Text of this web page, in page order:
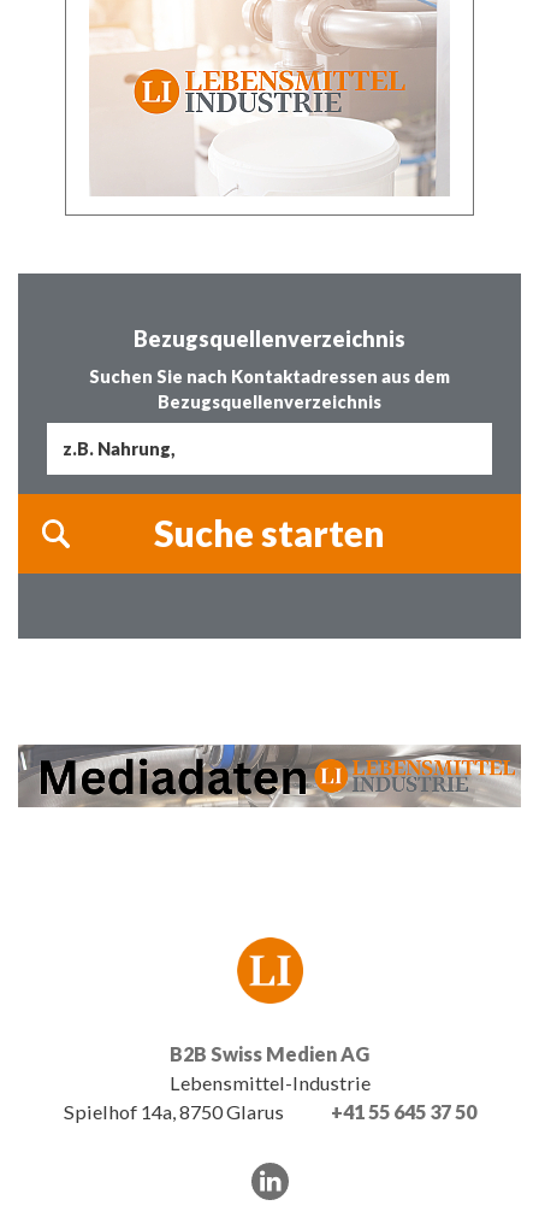
Bezugsquellenverzeichnis
Suchen Sie nach Kontaktadressen aus dem
Bezugsquellenverzeichnis
B2B Swiss Medien AG
Lebensmittel-Industrie
Spielhof 14a, 8750 Glarus
+41 55 645 37 50